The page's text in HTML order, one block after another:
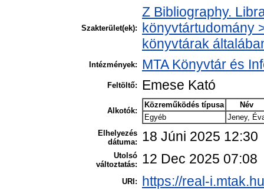
Szakterület(ek):
Z Bibliography.
könyvtártudomány
könyvtárak
Intézmények: MTA Könyvtár és
Feltöltő: Emese Kató
Alkotók:
Közreműködés típusa
Név
Egyéb
Jeney,
Elhelyezés
dátuma:
18 Júni 2025 12:30
Utolsó
változtatás:
12 Dec 2025 07:08
URI: https://real-